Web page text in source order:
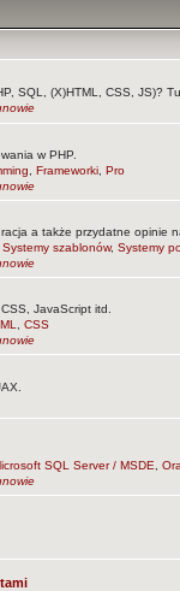
SQL, (X)HTML, CSS, JS)?
w PHP.
,Frameworki ,Pro
a także przydatne opinie
,Systemy szablonów,Systemy
JavaScript itd.
,CSS
SQL Server / MSDE ,